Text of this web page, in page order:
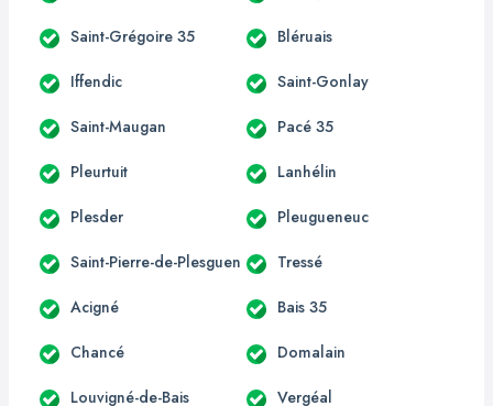
Saint-Grégoire 35 Bléruais
Iffendic Saint-Gonlay
Saint-Maugan Pacé 35
Pleurtuit Lanhélin
Plesder Pleugueneuc
Saint-Pierre-de-Plesguen Tressé
Acigné Bais 35
Chancé Domalain
Louvigné-de-Bais Vergéal